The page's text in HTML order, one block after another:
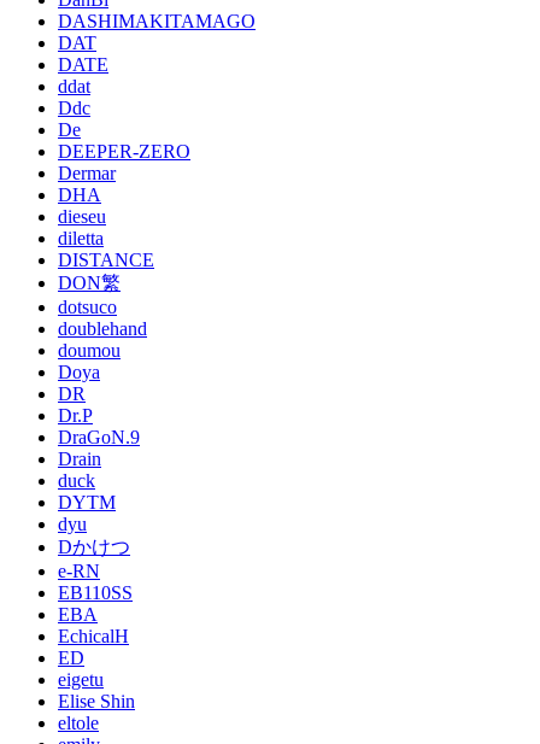
DASHIMAKITAMAGO
DAT
DATE
ddat
Ddc
De
DEEPER-ZERO
Dermar
DHA
dieseu
diletta
DISTANCE
DON繁
dotsuco
doublehand
doumou
Doya
DR
Dr.P
DraGoN.9
Drain
duck
DYTM
dyu
Dかけつ
e-RN
EB110SS
EBA
EchicalH
ED
eigetu
Elise Shin
eltole